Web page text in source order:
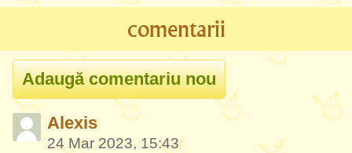
comentarii
Alexis
24 Mar 2023, 15:43